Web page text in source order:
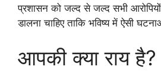
प्रशासन को जल्द से जल्द सभी
डालना चाहिए ताकि भविष्य में ऐसी
आपकी क्या राय है?